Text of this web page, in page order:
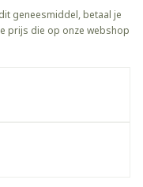
geneesmiddel, betaal je
prijs die op onze webshop